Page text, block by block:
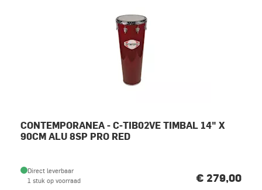
CONTEMPORANEA - C-TIB02VE TIMBAL 14" X
90CM ALU 8SP PRO RED
Direct leverbaar
1 stuk op voorraad
€ 279,00